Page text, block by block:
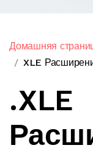
Домашняя
XLE
.XLE